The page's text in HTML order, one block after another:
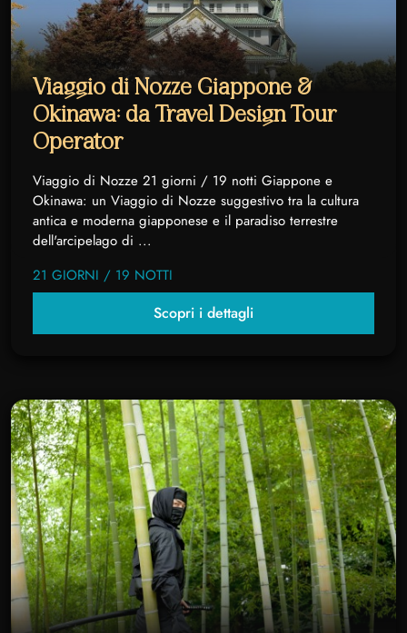
Viaggio di Nozze Giappone &
Okinawa: da Travel Design Tour
Operator
Viaggio di Nozze 21 giorni / 19 notti Giappone e
Okinawa: un Viaggio di Nozze suggestivo tra la cultura
antica e moderna giapponese e il paradiso terrestre
dell'arcipelago di ...
21 GIORNI / 19 NOTTI
Scopri i dettagli